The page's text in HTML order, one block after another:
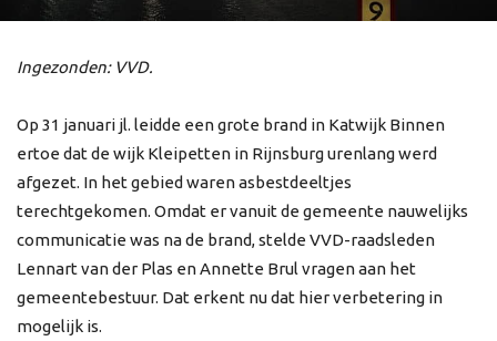
Ingezonden: VVD.
Op 31 januari jl. leidde een grote brand in Katwijk Binnen
ertoe dat de wijk Kleipetten in Rijnsburg urenlang werd
afgezet. In het gebied waren asbestdeeltjes
terechtgekomen. Omdat er vanuit de gemeente nauwelijks
communicatie was na de brand, stelde VVD-raadsleden
Lennart van der Plas en Annette Brul vragen aan het
gemeentebestuur. Dat erkent nu dat hier verbetering in
mogelijk is.